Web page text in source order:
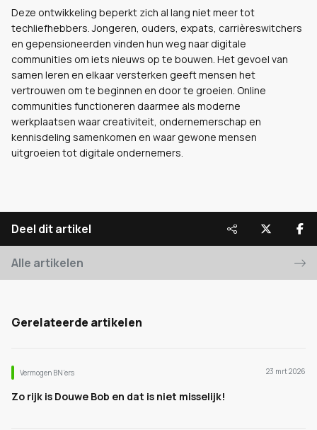
Deze ontwikkeling beperkt zich al lang niet meer tot
techliefhebbers. Jongeren, ouders, expats, carrièreswitchers
en gepensioneerden vinden hun weg naar digitale
communities om iets nieuws op te bouwen. Het gevoel van
samen leren en elkaar versterken geeft mensen het
vertrouwen om te beginnen en door te groeien. Online
communities functioneren daarmee als moderne
werkplaatsen waar creativiteit, ondernemerschap en
kennisdeling samenkomen en waar gewone mensen
uitgroeien tot digitale ondernemers.
Deel dit artikel
Alle artikelen
Gerelateerde artikelen
Vermogen BN’ers 23 mrt 2026
Zo rijk is Douwe Bob en dat is niet misselijk!